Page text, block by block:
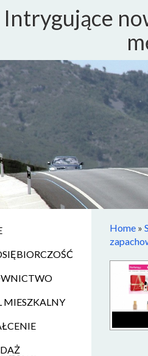
Intrygujące
MIESZKALNY
Home »